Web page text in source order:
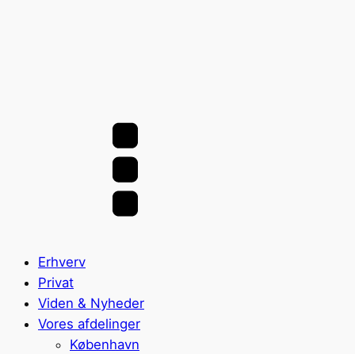
Erhverv
Privat
Viden & Nyheder
Vores afdelinger
København